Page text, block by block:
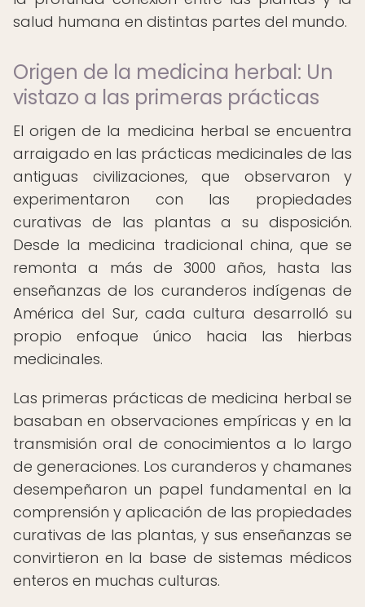
salud humana en distintas partes del mundo.
Origen de la medicina herbal: Un
vistazo a las primeras prácticas
El origen de la medicina herbal se encuentra
arraigado en las prácticas medicinales de las
antiguas civilizaciones, que observaron y
experimentaron con las propiedades
curativas de las plantas a su disposición.
Desde la medicina tradicional china, que se
remonta a más de 3000 años, hasta las
enseñanzas de los curanderos indígenas de
América del Sur, cada cultura desarrolló su
propio enfoque único hacia las hierbas
medicinales.
Las primeras prácticas de medicina herbal se
basaban en observaciones empíricas y en la
transmisión oral de conocimientos a lo largo
de generaciones. Los curanderos y chamanes
desempeñaron un papel fundamental en la
comprensión y aplicación de las propiedades
curativas de las plantas, y sus enseñanzas se
convirtieron en la base de sistemas médicos
enteros en muchas culturas.